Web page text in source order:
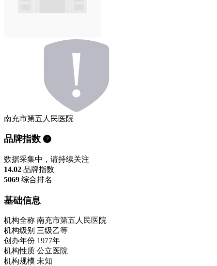
南充市第五人民医院
品牌指数
数据采集中，请持续关注
14.02 品牌指数
5069 综合排名
基础信息
机构全称 南充市第五人民医院
机构级别 三级乙等
创办年份 1977年
机构性质 公立医院
机构规模 未知